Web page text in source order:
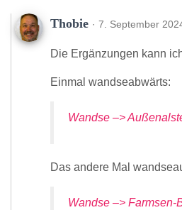
Thobie · 7. September
Die Ergänzungen kann
Einmal wandseabwärts:
Wandse –>
Das andere Mal
Wandse –> Farmsen-